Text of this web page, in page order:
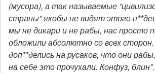
(мусора), а так называемые
страны” якобы не видят этого
мы не дикари и не рабы, нас просто
обложили абсолютно со всех
доп**делись на русаков, что они
на себе это прочухали. Конфуз, блин”.